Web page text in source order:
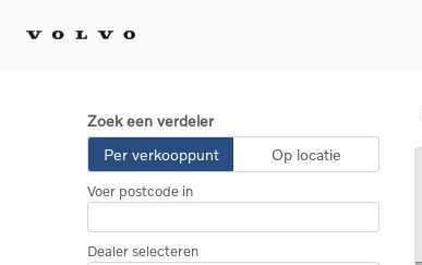
Zoek een verdeler
Per verkooppunt
Op locatie
Voer postcode in
Dealer selecteren